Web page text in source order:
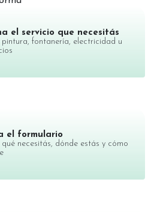
el servicio que necesitás
pintura, fontanería, electricidad u
el formulario
necesitás, dónde estás y cómo